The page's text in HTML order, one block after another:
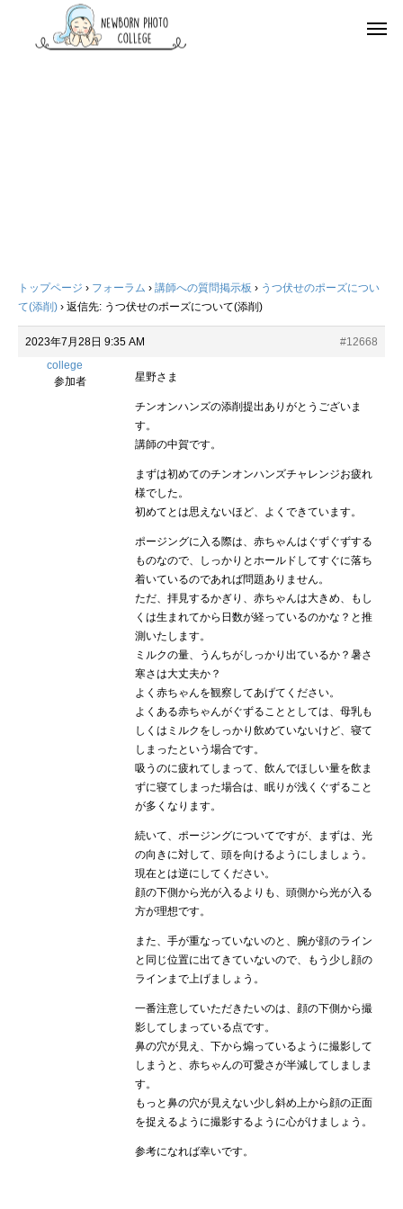
トップページ › フォーラム › 講師への質問掲示板 › うつ伏せのポーズについ
て(添削) › 返信先: うつ伏せのポーズについて(添削)
2023年7月28日 9:35 AM
#12668
college
参加者
星野さま
チンオンハンズの添削提出ありがとうございま
す。
講師の中賀です。
まずは初めてのチンオンハンズチャレンジお疲れ
様でした。
初めてとは思えないほど、よくできています。
ポージングに入る際は、赤ちゃんはぐずぐずする
ものなので、しっかりとホールドしてすぐに落ち
着いているのであれば問題ありません。
ただ、拝見するかぎり、赤ちゃんは大きめ、もし
くは生まれてから日数が経っているのかな？と推
測いたします。
ミルクの量、うんちがしっかり出ているか？暑さ
寒さは大丈夫か？
よく赤ちゃんを観察してあげてください。
よくある赤ちゃんがぐずることとしては、母乳も
しくはミルクをしっかり飲めていないけど、寝て
しまったという場合です。
吸うのに疲れてしまって、飲んでほしい量を飲ま
ずに寝てしまった場合は、眠りが浅くぐずること
が多くなります。
続いて、ポージングについてですが、まずは、光
の向きに対して、頭を向けるようにしましょう。
現在とは逆にしてください。
顔の下側から光が入るよりも、頭側から光が入る
方が理想です。
また、手が重なっていないのと、腕が顔のライン
と同じ位置に出てきていないので、もう少し顔の
ラインまで上げましょう。
一番注意していただきたいのは、顔の下側から撮
影してしまっている点です。
鼻の穴が見え、下から煽っているように撮影して
しまうと、赤ちゃんの可愛さが半減してしましま
す。
もっと鼻の穴が見えない少し斜め上から顔の正面
を捉えるように撮影するように心がけましょう。
参考になれば幸いです。